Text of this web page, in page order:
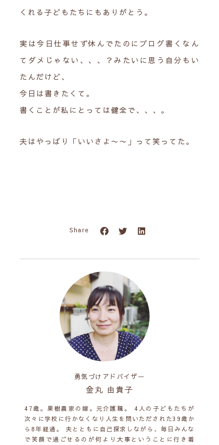
くれる子どもたちにもありがとう。
実は今日仕事せず休んでたのにブログ書くなん
てダメじゃない、、、？みたいに思う自分もい
たんだけど、
今日は書きたくて。
書くことが私にとっては健全で、、、。
夫はやっぱり「いいさよ〜〜」って笑ってた。
Share
勇気づけアドバイザー
金丸 由貴子
47歳。果樹農家の嫁。元介護職。 4人の子どもたちが
次々に学校に行かなくなり人生を問いただされた39歳か
ら8年経過。 夫とともに自己探求しながら、毎日みんな
で笑顔で過ごせるのが何より大事ということに行き着